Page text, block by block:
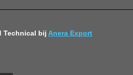
Technical bij Anera Export